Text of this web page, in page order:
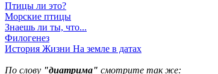
Птицы ли это?
Морские птицы
Знаешь ли ты, что...
Филогенез
История Жизни На земле в датах
По слову "диатрима" смотрите так же: